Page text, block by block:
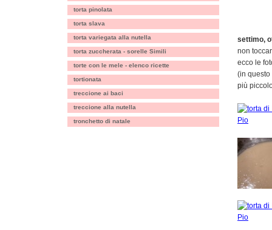
torta pinolata
torta slava
torta variegata alla nutella
torta zuccherata - sorelle Simili
torte con le mele - elenco ricette
tortionata
treccione ai baci
treccione alla nutella
tronchetto di natale
settimo,
non
ecco le
(in questo
più